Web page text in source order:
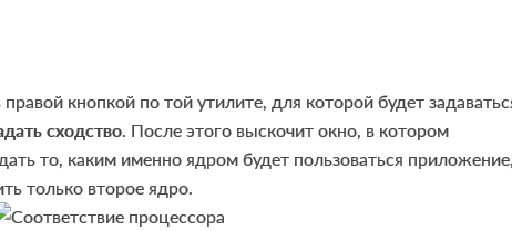
кнопкой по той утилите, для которой будет
сходство. После этого выскочит окно, в котором
то, каким именно ядром будет пользоваться
только второе ядро.